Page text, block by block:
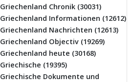
Griechenland Chronik (30031)
Griechenland Informationen (12612)
Griechenland Nachrichten (12613)
Griechenland Objectiv (19269)
Griechenland heute (30168)
Griechische (19395)
Griechische Dokumente und